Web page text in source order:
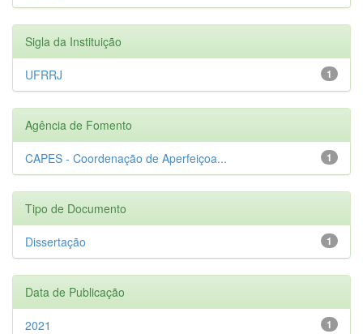
Sigla da Instituição
1
UFRRJ
Agência de Fomento
1
CAPES - Coordenação de Aperfeiçoa...
Tipo de Documento
1
Dissertação
Data de Publicação
1
2021